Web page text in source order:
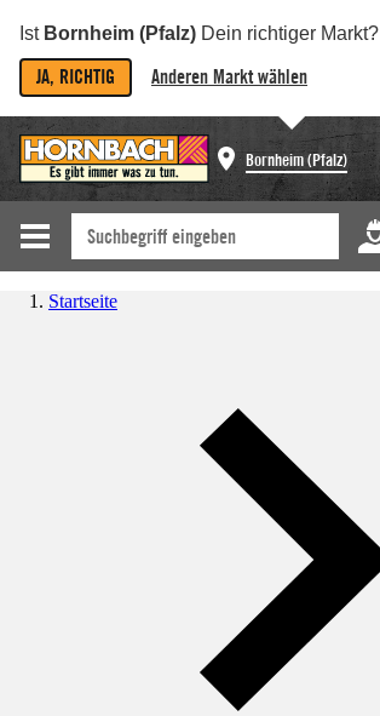
Ist Bornheim (Pfalz) Dein richtiger Markt?
JA, RICHTIG Anderen Markt wählen
Bornheim (Pfalz)
Startseite